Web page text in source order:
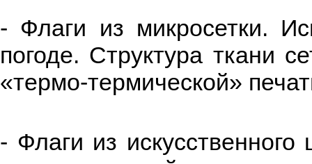
- Флаги из микросетки.
погоде. Структура ткани
«термо-термической»
- Флаги из